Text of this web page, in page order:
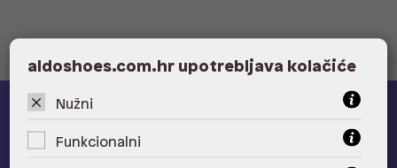
aldoshoes.com.hr upotrebljava kolačiće
Nužni
Funkcionalni